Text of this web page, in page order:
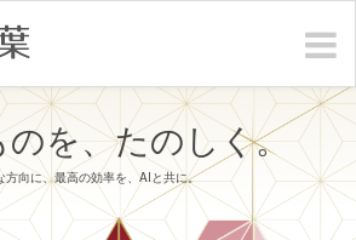
のを、たのしく。
方向に、最高の効率を、AIと共に。